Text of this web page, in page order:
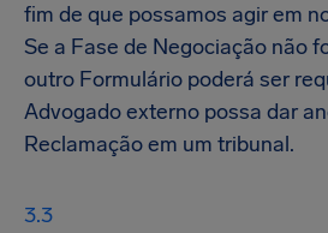
fim de que possamos agir em
Se a Fase de Negociação não
outro Formulário poderá ser
Advogado externo possa dar
Reclamação em um tribunal.